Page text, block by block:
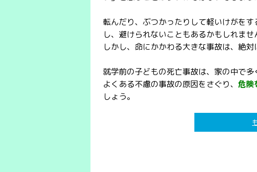
転んだり、ぶつかったりして軽いけがを
し、避けられないこともあるかもしれませ
しかし、命にかかわる大きな事故は、絶対
就学前の子どもの死亡事故は、家の中で多
よくある不慮の事故の原因をさぐり、 危険
しょう。